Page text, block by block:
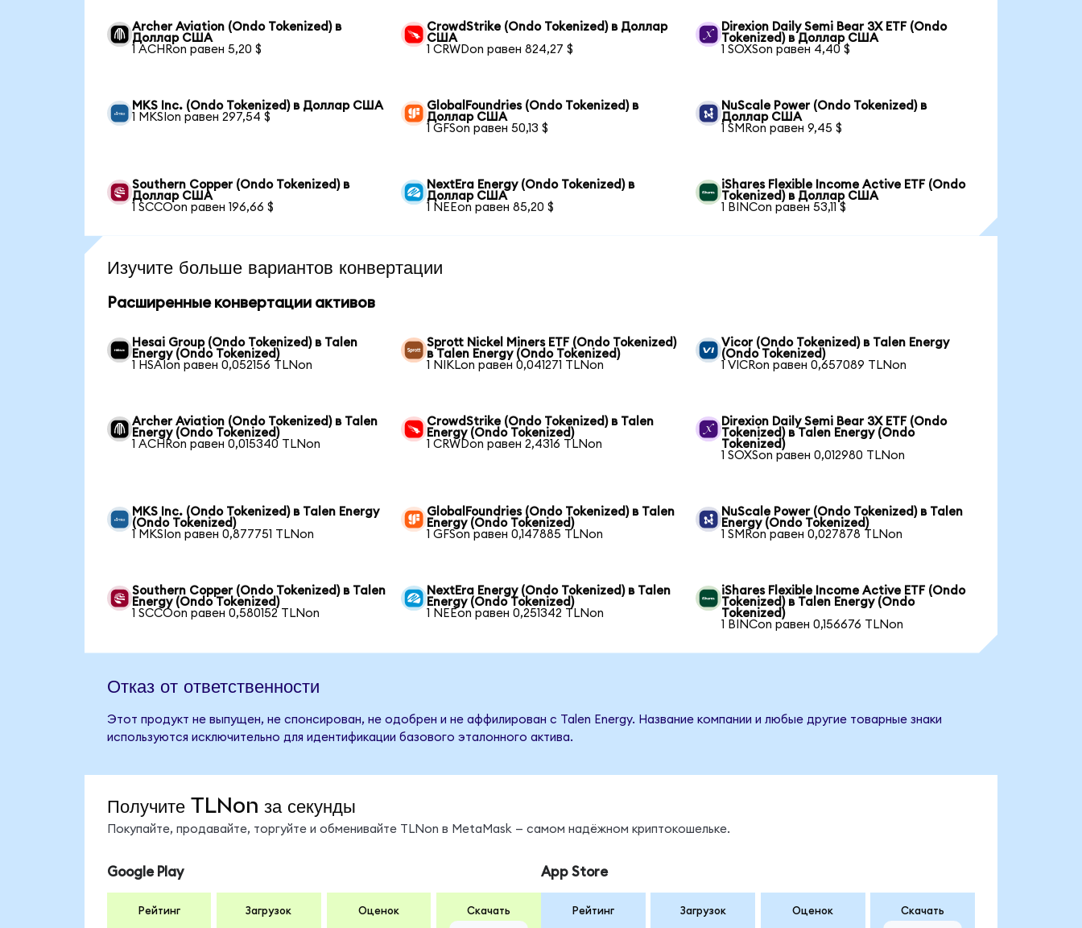
Archer Aviation (Ondo Tokenized) в
Доллар США
1 ACHRon равен 5,20 $
CrowdStrike (Ondo Tokenized) в Доллар
США
1 CRWDon равен 824,27 $
Direxion Daily Semi Bear 3X ETF (Ondo
Tokenized) в Доллар США
1 SOXSon равен 4,40 $
MKS Inc. (Ondo Tokenized) в Доллар США
1 MKSIon равен 297,54 $
GlobalFoundries (Ondo Tokenized) в
Доллар США
1 GFSon равен 50,13 $
NuScale Power (Ondo Tokenized) в
Доллар США
1 SMRon равен 9,45 $
Southern Copper (Ondo Tokenized) в
Доллар США
1 SCCOon равен 196,66 $
NextEra Energy (Ondo Tokenized) в
Доллар США
1 NEEon равен 85,20 $
iShares Flexible Income Active ETF (Ondo
Tokenized) в Доллар США
1 BINCon равен 53,11 $
Изучите больше вариантов конвертации
Расширенные конвертации активов
Hesai Group (Ondo Tokenized) в Talen
Energy (Ondo Tokenized)
1 HSAIon равен 0,052156 TLNon
Sprott Nickel Miners ETF (Ondo Tokenized)
в Talen Energy (Ondo Tokenized)
1 NIKLon равен 0,041271 TLNon
Vicor (Ondo Tokenized) в Talen Energy
(Ondo Tokenized)
1 VICRon равен 0,657089 TLNon
Archer Aviation (Ondo Tokenized) в Talen
Energy (Ondo Tokenized)
1 ACHRon равен 0,015340 TLNon
CrowdStrike (Ondo Tokenized) в Talen
Energy (Ondo Tokenized)
1 CRWDon равен 2,4316 TLNon
Direxion Daily Semi Bear 3X ETF (Ondo
Tokenized) в Talen Energy (Ondo
Tokenized)
1 SOXSon равен 0,012980 TLNon
MKS Inc. (Ondo Tokenized) в Talen Energy
(Ondo Tokenized)
1 MKSIon равен 0,877751 TLNon
GlobalFoundries (Ondo Tokenized) в Talen
Energy (Ondo Tokenized)
1 GFSon равен 0,147885 TLNon
NuScale Power (Ondo Tokenized) в Talen
Energy (Ondo Tokenized)
1 SMRon равен 0,027878 TLNon
Southern Copper (Ondo Tokenized) в Talen
Energy (Ondo Tokenized)
1 SCCOon равен 0,580152 TLNon
NextEra Energy (Ondo Tokenized) в Talen
Energy (Ondo Tokenized)
1 NEEon равен 0,251342 TLNon
iShares Flexible Income Active ETF (Ondo
Tokenized) в Talen Energy (Ondo
Tokenized)
1 BINCon равен 0,156676 TLNon
Отказ от ответственности
Этот продукт не выпущен, не спонсирован, не одобрен и не аффилирован с Talen Energy. Название компании и любые другие товарные знаки
используются исключительно для идентификации базового эталонного актива.
Получите TLNon за секунды
Покупайте, продавайте, торгуйте и обменивайте TLNon в MetaMask — самом надёжном криптокошельке.
Google Play
Рейтинг Загрузок Оценок Скачать
App Store
Рейтинг Загрузок Оценок Скачать